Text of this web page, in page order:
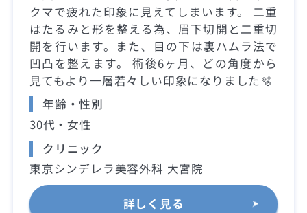
クマで疲れた印象に見えてしまいます。 二重
はたるみと形を整える為、眉下切開と二重切
開を行います。また、目の下は裏ハムラ法で
凹凸を整えます。 術後6ヶ月、どの角度から
見てもより一層若々しい印象になりました🫧
年齢・性別
30代・女性
クリニック
東京シンデレラ美容外科 大宮院
詳しく見る